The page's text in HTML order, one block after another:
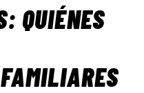
QUIÉNES